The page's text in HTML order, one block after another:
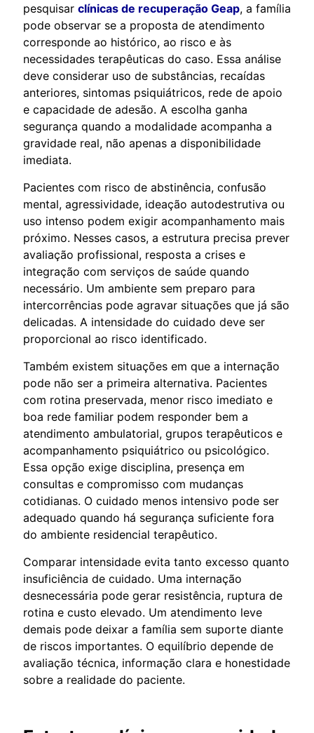
pesquisar clínicas de recuperação Geap, a família
pode observar se a proposta de atendimento
corresponde ao histórico, ao risco e às
necessidades terapêuticas do caso. Essa análise
deve considerar uso de substâncias, recaídas
anteriores, sintomas psiquiátricos, rede de apoio
e capacidade de adesão. A escolha ganha
segurança quando a modalidade acompanha a
gravidade real, não apenas a disponibilidade
imediata.
Pacientes com risco de abstinência, confusão
mental, agressividade, ideação autodestrutiva ou
uso intenso podem exigir acompanhamento mais
próximo. Nesses casos, a estrutura precisa prever
avaliação profissional, resposta a crises e
integração com serviços de saúde quando
necessário. Um ambiente sem preparo para
intercorrências pode agravar situações que já são
delicadas. A intensidade do cuidado deve ser
proporcional ao risco identificado.
Também existem situações em que a internação
pode não ser a primeira alternativa. Pacientes
com rotina preservada, menor risco imediato e
boa rede familiar podem responder bem a
atendimento ambulatorial, grupos terapêuticos e
acompanhamento psiquiátrico ou psicológico.
Essa opção exige disciplina, presença em
consultas e compromisso com mudanças
cotidianas. O cuidado menos intensivo pode ser
adequado quando há segurança suficiente fora
do ambiente residencial terapêutico.
Comparar intensidade evita tanto excesso quanto
insuficiência de cuidado. Uma internação
desnecessária pode gerar resistência, ruptura de
rotina e custo elevado. Um atendimento leve
demais pode deixar a família sem suporte diante
de riscos importantes. O equilíbrio depende de
avaliação técnica, informação clara e honestidade
sobre a realidade do paciente.